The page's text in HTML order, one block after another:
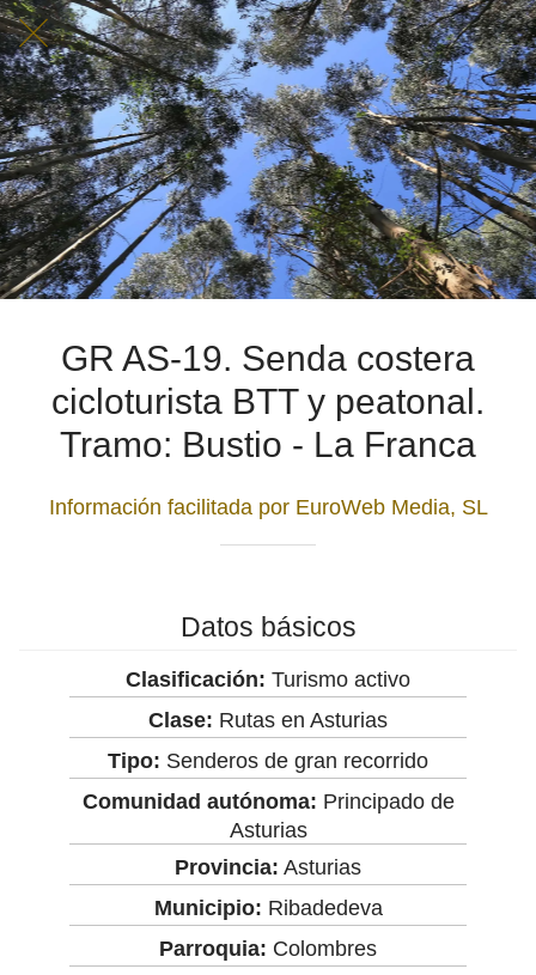
GR AS-19. Senda costera
cicloturista BTT y peatonal.
Tramo: Bustio - La Franca
Información facilitada por EuroWeb Media, SL
Datos básicos
Clasificación: Turismo activo
Clase: Rutas en Asturias
Tipo: Senderos de gran recorrido
Comunidad autónoma: Principado de
Asturias
Provincia: Asturias
Municipio: Ribadedeva
Parroquia: Colombres